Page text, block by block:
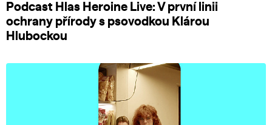
Podcast Hlas Heroine Live: V první linii
ochrany přírody s psovodkou Klárou
Hlubockou